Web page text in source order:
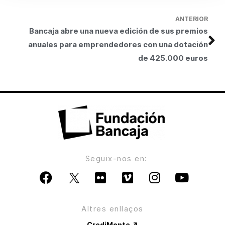
ANTERIOR
Bancaja abre una nueva edición de sus premios
anuales para emprendedores con una dotación
de 425.000 euros
Seguix-nos en:
Altres enllaços